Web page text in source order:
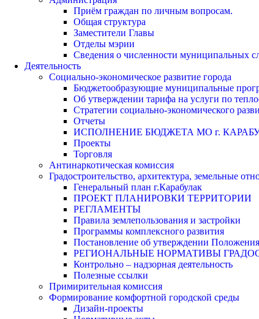
Приём граждан по личным вопросам.
Общая структура
Заместители Главы
Отделы мэрии
Сведения о численности муниципальных
Деятельность
Социально-экономическое развитие города
Бюджетообразующие муниципальные
Об утверждении тарифа на услуги по
Стратегии социально-экономического
Отчеты
ИСПОЛНЕНИЕ БЮДЖЕТА МО г.
Проекты
Торговля
Антинаркотическая комиссия
Градостроительство, архитектура, земельные
Генеральный план г.Карабулак
ПРОЕКТ ПЛАНИРОВКИ ТЕРРИТОРИИ
РЕГЛАМЕНТЫ
Правила землепользования и застройки
Программы комплексного развития
Постановление об утверждении
РЕГИОНАЛЬНЫЕ НОРМАТИВЫ
Контрольно – надзорная деятельность
Полезные ссылки
Примирительная комиссия
Формирование комфортной городской среды
Дизайн-проекты